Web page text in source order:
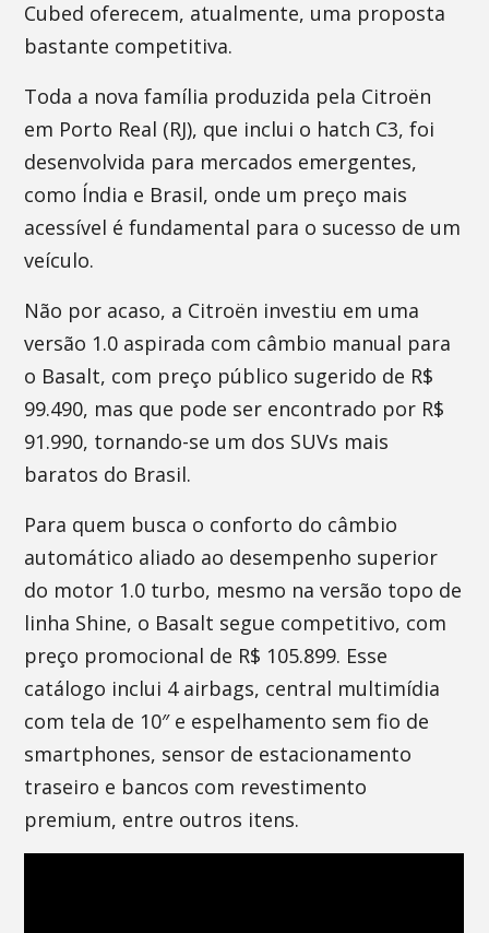
Cubed oferecem, atualmente, uma proposta
bastante competitiva.
Toda a nova família produzida pela Citroën
em Porto Real (RJ), que inclui o hatch C3, foi
desenvolvida para mercados emergentes,
como Índia e Brasil, onde um preço mais
acessível é fundamental para o sucesso de um
veículo.
Não por acaso, a Citroën investiu em uma
versão 1.0 aspirada com câmbio manual para
o Basalt, com preço público sugerido de R$
99.490, mas que pode ser encontrado por R$
91.990, tornando-se um dos SUVs mais
baratos do Brasil.
Para quem busca o conforto do câmbio
automático aliado ao desempenho superior
do motor 1.0 turbo, mesmo na versão topo de
linha Shine, o Basalt segue competitivo, com
preço promocional de R$ 105.899. Esse
catálogo inclui 4 airbags, central multimídia
com tela de 10″ e espelhamento sem fio de
smartphones, sensor de estacionamento
traseiro e bancos com revestimento
premium, entre outros itens.